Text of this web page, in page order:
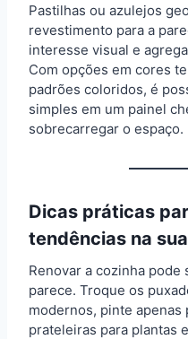
Pastilhas ou azulejos
revestimento para a
interesse visual e
Com opções em cores
padrões coloridos, é
simples em um painel
sobrecarregar o espaço.
Dicas práticas
tendências na
Renovar a cozinha
parece. Troque os
modernos, pinte
prateleiras para plantas